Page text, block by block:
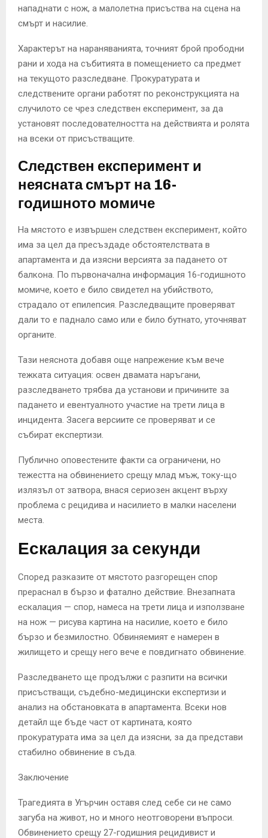
нападнати с нож, а малолетна присъства на сцена на
смърт и насилие.
Характерът на нараняванията, точният брой прободни
рани и хода на събитията в помещението са предмет
на текущото разследване. Прокуратурата и
следствените органи работят по реконструкцията на
случилото се чрез следствен експеримент, за да
установят последователността на действията и ролята
на всеки от присъстващите.
Следствен експеримент и
неясната смърт на 16-
годишното момиче
На мястото е извършен следствен експеримент, който
има за цел да пресъздаде обстоятелствата в
апартамента и да изясни версията за падането от
балкона. По първоначална информация 16-годишното
момиче, което е било свидетел на убийството,
страдало от епилепсия. Разследващите проверяват
дали то е паднало само или е било бутнато, уточняват
органите.
Тази неяснота добавя още напрежение към вече
тежката ситуация: освен двамата наръгани,
разследването трябва да установи и причините за
падането и евентуалното участие на трети лица в
инцидента. Засега версиите се проверяват и се
събират експертизи.
Публично оповестените факти са ограничени, но
тежестта на обвинението срещу млад мъж, току-що
излязъл от затвора, внася сериозен акцент върху
проблема с рецидива и насилието в малки населени
места.
Ескалация за секунди
Според разказите от мястото разгорещен спор
прераснал в бързо и фатално действие. Внезапната
ескалация — спор, намеса на трети лица и използване
на нож — рисува картина на насилие, което е било
бързо и безмилостно. Обвиняемият е намерен в
жилището и срещу него вече е повдигнато обвинение.
Разследването ще продължи с разпити на всички
присъстващи, съдебно-медицински експертизи и
анализ на обстановката в апартамента. Всеки нов
детайл ще бъде част от картината, която
прокуратурата има за цел да изясни, за да представи
стабилно обвинение в съда.
Заключение
Трагедията в Угърчин оставя след себе си не само
загуба на живот, но и много неотговорени въпроси.
Обвинението срещу 27-годишния рецидивист и